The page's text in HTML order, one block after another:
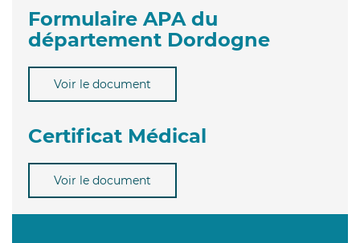
Formulaire APA du
département Dordogne
Voir le document
Certificat Médical
Voir le document